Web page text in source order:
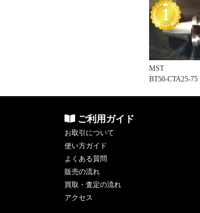
MST
BT50-CTA25-75
ご利用ガイド
お取引について
使い方ガイド
よくある質問
販売の流れ
買取・査定の流れ
アクセス